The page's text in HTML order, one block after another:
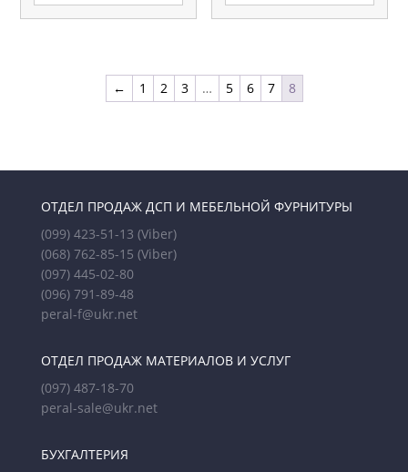
← 1 2 3 … 5 6 7 8
ОТДЕЛ ПРОДАЖ ДСП И МЕБЕЛЬНОЙ ФУРНИТУРЫ
(099) 423-51-13 (Viber)
(068) 762-85-15 (Viber)
(097) 445-02-80
(096) 791-89-48
peral-f@ukr.net
ОТДЕЛ ПРОДАЖ МАТЕРИАЛОВ И УСЛУГ
(097) 487-18-70
peral-sale@ukr.net
БУХГАЛТЕРИЯ